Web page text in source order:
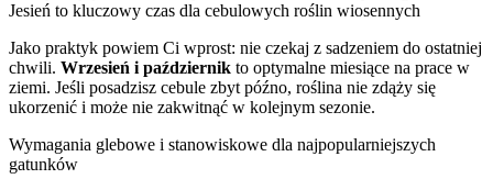
Jesień to kluczowy czas dla cebulowych roślin wiosennych
Jako praktyk powiem Ci wprost: nie czekaj z sadzeniem do ostatniej
chwili. Wrzesień i październik to optymalne miesiące na prace w
ziemi. Jeśli posadzisz cebule zbyt późno, roślina nie zdąży się
ukorzenić i może nie zakwitnąć w kolejnym sezonie.
Wymagania glebowe i stanowiskowe dla najpopularniejszych
gatunków